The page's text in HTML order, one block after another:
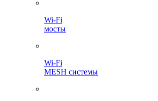
Wi-Fi
мосты
Wi-Fi
MESH системы